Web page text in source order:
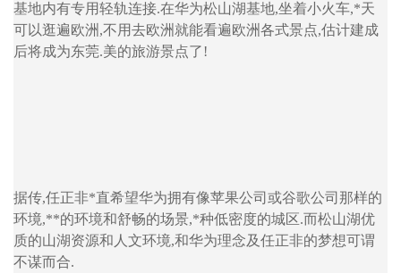
基地内有专用轻轨连接.在华为松山湖基地,坐着小火车,*天
可以逛遍欧洲,不用去欧洲就能看遍欧洲各式景点,估计建成
后将成为东莞.美的旅游景点了!
据传,任正非*直希望华为拥有像苹果公司或谷歌公司那样的
环境,**的环境和舒畅的场景,*种低密度的城区.而松山湖优
质的山湖资源和人文环境,和华为理念及任正非的梦想可谓
不谋而合.